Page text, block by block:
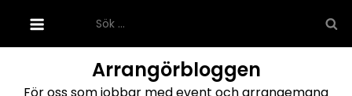
innehåll
efter:
Arrangörbloggen